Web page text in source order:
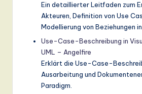
Ein detaillierter Leitfaden zum
Akteuren, Definition von Use
Modellierung von Beziehungen
Use-Case-Beschreibung in
UML – Angelfire
Erklärt die Use-Case-
Ausarbeitung und
Paradigm.